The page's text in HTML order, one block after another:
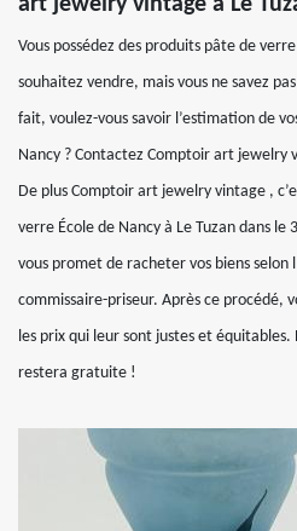
art jewelry vintage à Le
Vous possédez des produits pâte de
souhaitez vendre, mais vous ne savez
fait, voulez-vous savoir l’estimation de
Nancy ? Contactez Comptoir art jewelry
De plus Comptoir art jewelry vintage ,
verre École de Nancy à Le Tuzan dans le
vous promet de racheter vos biens
commissaire-priseur. Après ce procédé,
les prix qui leur sont justes et équitables.
restera gratuite !